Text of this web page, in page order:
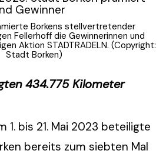
Borkens stellvertretender
Fellerhoff die Gewinnerinnen und
Aktion STADTRADELN. (Copyright:
Stadt Borken)
434.775 Kilometer
1. bis 21. Mai 2023 beteiligte
bereits zum siebten Mal